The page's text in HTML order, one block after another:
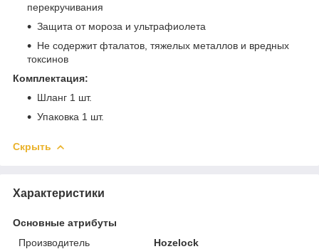
перекручивания
Защита от мороза и ультрафиолета
Не содержит фталатов, тяжелых металлов и вредных
токсинов
Комплектация:
Шланг 1 шт.
Упаковка 1 шт.
Скрыть
Характеристики
Основные атрибуты
Производитель
Hozelock